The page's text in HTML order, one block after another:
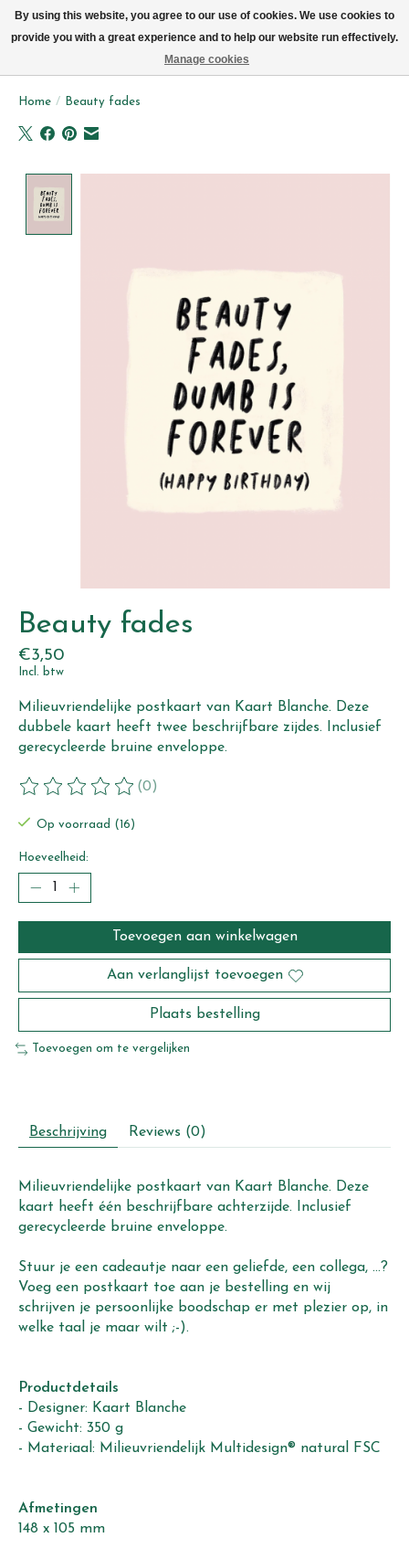
Home / Beauty fades
Beauty fades
€3,50
Incl. btw
Milieuvriendelijke postkaart van Kaart Blanche. Deze
dubbele kaart heeft twee beschrijfbare zijdes. Inclusief
gerecycleerde bruine enveloppe.
De beoordeling van dit product is
(0)
Op voorraad (16)
Hoeveelheid:
Toevoegen aan winkelwagen
Aan verlanglijst toevoegen
Plaats bestelling
Toevoegen om te vergelijken
Beschrijving Reviews (0)
Milieuvriendelijke postkaart van Kaart Blanche. Deze
kaart heeft één beschrijfbare achterzijde. Inclusief
gerecycleerde bruine enveloppe.
Stuur je een cadeautje naar een geliefde, een collega, ...?
Voeg een postkaart toe aan je bestelling en wij
schrijven je persoonlijke boodschap er met plezier op, in
welke taal je maar wilt ;-).
Productdetails
- Designer: Kaart Blanche
- Gewicht: 350 g
- Materiaal: Milieuvriendelijk Multidesign® natural FSC
Afmetingen
148 x 105 mm
By using this website, you agree to our use of cookies. We use cookies to
provide you with a great experience and to help our website run effectively.
Manage cookies